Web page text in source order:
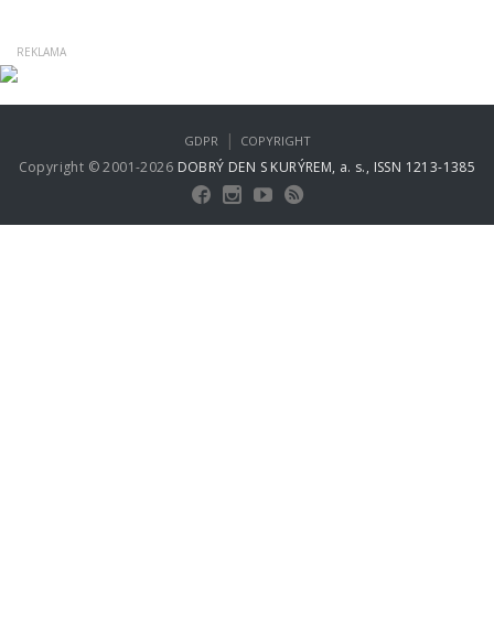
Copyright © 2001-2026 DOBRÝ DEN S KURÝREM, a. s., ISSN 1213-1385
GDPR | COPYRIGHT